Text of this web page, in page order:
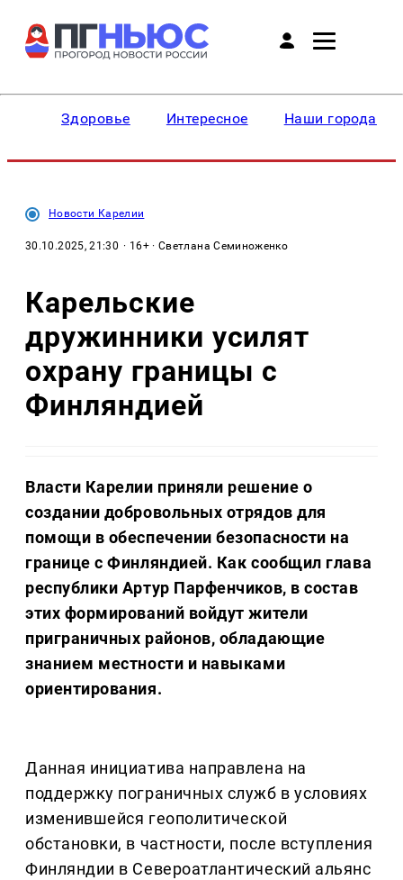
Здоровье Интересное Наши города
Новости Карелии
30.10.2025, 21:30 · 16+ · Светлана Семиноженко
Карельские
дружинники усилят
охрану границы с
Финляндией
Власти Карелии приняли решение о
создании добровольных отрядов для
помощи в обеспечении безопасности на
границе с Финляндией. Как сообщил глава
республики Артур Парфенчиков, в состав
этих формирований войдут жители
приграничных районов, обладающие
знанием местности и навыками
ориентирования.
Данная инициатива направлена на
поддержку пограничных служб в условиях
изменившейся геополитической
обстановки, в частности, после вступления
Финляндии в Североатлантический альянс